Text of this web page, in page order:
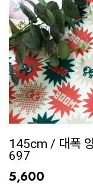
145cm / 대폭
697
5,600